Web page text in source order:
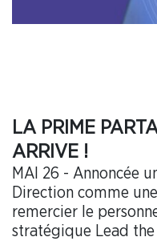
LA PRIME
ARRIVE !
MAI 26 - Annoncée
Direction comme
remercier le
stratégique Lead the